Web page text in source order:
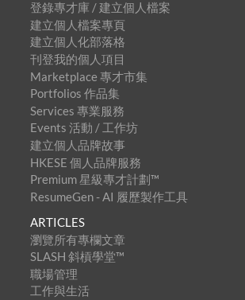
登錄專才庫 / 建立個人檔案
建立個人檔案專頁
建立個人化部落格
刊登我的個人項目
Marketplace 專才市集
Portfolios 作品集
Services 專業服務
Events 活動 / 工作坊
建立個人品牌故事
HKESE 個人品牌服務
Premium 星級專才計劃™
ResumeGen - AI 履歷製作工具
ARTICLES
瀏覽所有專欄文章
SLASH 斜槓學堂™
職場管理
工作與生活